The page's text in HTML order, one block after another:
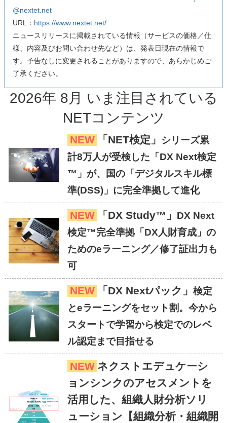
@nextet.net
URL： https://www.nextet.net/
ニュースリリースに掲載されている情報（サービスの価格／仕
様、内容及びお問い合わせ先など）は、発表日現在の情報で
す。予告なしに変更されることがありますので、あらかじめご
了承ください。
2026年 8月 いま注目 されている
NETコンテンツ
NEW 「NET検定」
シリーズ累
計8万人が受検した「DX Next検定
™」が、国の「デジタルスキル標
準(DSS)」に完全準拠して進化
NEW 「DX Study™」 DX Next
検定™完全準拠「DX人財育成」の
ためのeラーニング／修了証出力も
可
NEW 「DX Nextパック」 検定
とeラーニングをセット割。今から
スタートで学習から検定でのレベ
ル認定まで目指せる
NEW ネクストエデュケーシ
ョンシンクのアセスメントを
活用した、組織人財分析ソリ
ューション【組織分析・組織開